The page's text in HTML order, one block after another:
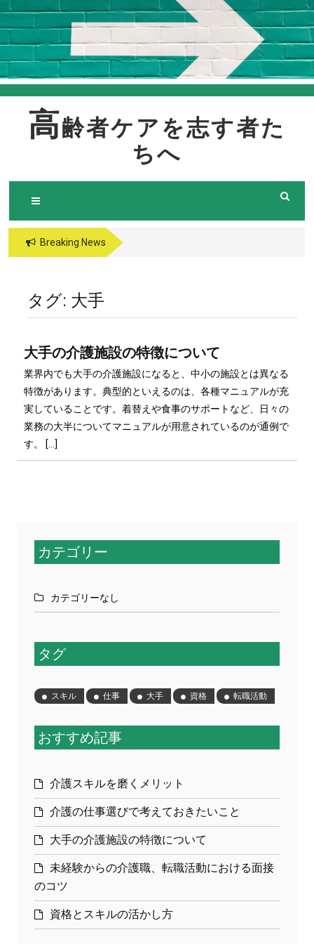
Skip
to
content
高齢者ケアを志す者た
ちへ
Breaking News
タグ: 大手
大手の介護施設の特徴について
業界内でも大手の介護施設になると、中小の施設とは異なる
特徴があります。典型的といえるのは、各種マニュアルが充
実していることです。着替えや食事のサポートなど、日々の
業務の大半についてマニュアルが用意されているのが通例で
す。 […]
カテゴリー
カテゴリーなし
タグ
スキル 仕事 大手 資格 転職活動
おすすめ記事
介護スキルを磨くメリット
介護の仕事選びで考えておきたいこと
大手の介護施設の特徴について
未経験からの介護職、転職活動における面接
のコツ
資格とスキルの活かし方